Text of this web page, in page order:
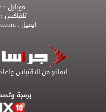
موبايل :
تلفاكس :
ايميل :
لامانع من الاقتباس
برمجة